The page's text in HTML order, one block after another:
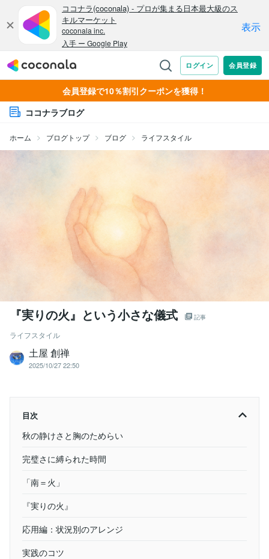
会員登録で10％割引クーポンを獲得！
ココナラブログ
ホーム ブログトップ ブログ ライフスタイル
『実りの火』という小さな儀式 記事
ライフスタイル
土屋 創禅
2025/10/27 22:50
目次
秋の静けさと胸のためらい
完璧さに縛られた時間
「南＝火」
『実りの火』
応用編：状況別のアレンジ
実践のコツ